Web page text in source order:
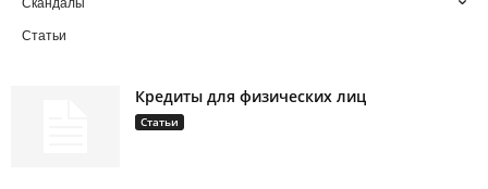
Скандалы
Статьи
Кредиты для физических лиц
Статьи